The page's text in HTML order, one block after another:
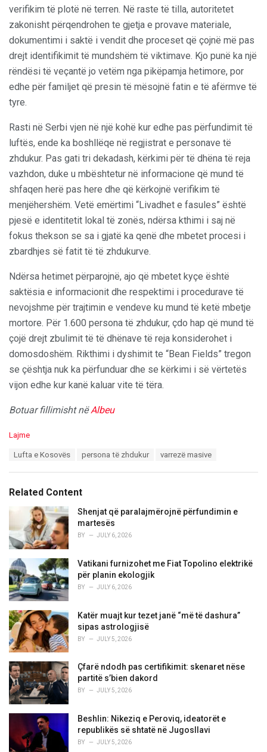
verifikim të plotë në terren. Në raste të tilla, autoritetet
zakonisht përqendrohen te gjetja e provave materiale,
dokumentimi i saktë i vendit dhe proceset që çojnë më pas
drejt identifikimit të mundshëm të viktimave. Kjo punë ka një
rëndësi të veçantë jo vetëm nga pikëpamja hetimore, por
edhe për familjet që presin të mësojnë fatin e të afërmve të
tyre.
Rasti në Serbi vjen në një kohë kur edhe pas përfundimit të
luftës, ende ka boshllëqe në regjistrat e personave të
zhdukur. Pas gati tri dekadash, kërkimi për të dhëna të reja
vazhdon, duke u mbështetur në informacione që mund të
shfaqen herë pas here dhe që kërkojnë verifikim të
menjëhershëm. Vetë emërtimi “Livadhet e fasules” është
pjesë e identitetit lokal të zonës, ndërsa kthimi i saj në
fokus thekson se sa i gjatë ka qenë dhe mbetet procesi i
zbardhjes së fatit të të zhdukurve.
Ndërsa hetimet përparojnë, ajo që mbetet kyçe është
saktësia e informacionit dhe respektimi i procedurave të
nevojshme për trajtimin e vendeve ku mund të ketë mbetje
mortore. Për 1.600 persona të zhdukur, çdo hap që mund të
çojë drejt zbulimit të të dhënave të reja konsiderohet i
domosdoshëm. Rikthimi i dyshimit te “Bean Fields” tregon
se çështja nuk ka përfunduar dhe se kërkimi i së vërtetës
vijon edhe kur kanë kaluar vite të tëra.
Botuar fillimisht nëAlbeu
C
o
r
i
s
:
Lajme
:
Lufta e Kosovës persona të zhdukur varrezë masive
Related Content
Shenjat që paralajmërojnë përfundimin e
martesës
BY JULY 6, 2026
Vatikani furnizohet me Fiat Topolino elektrikë
për planin ekologjik
BY JULY 6, 2026
Katër muajt kur tezet janë “më të dashura”
sipas astrologjisë
BY JULY 5, 2026
Çfarë ndodh pas certifikimit: skenaret nëse
partitë s’bien dakord
BY JULY 5, 2026
Beshlin: Nikeziq e Peroviq, ideatorët e
republikës së shtatë në Jugosllavi
BY JULY 5, 2026